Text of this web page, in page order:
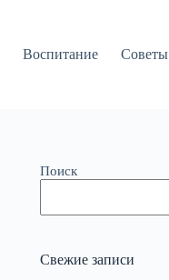
Воспитание Советы
Поиск
Свежие записи